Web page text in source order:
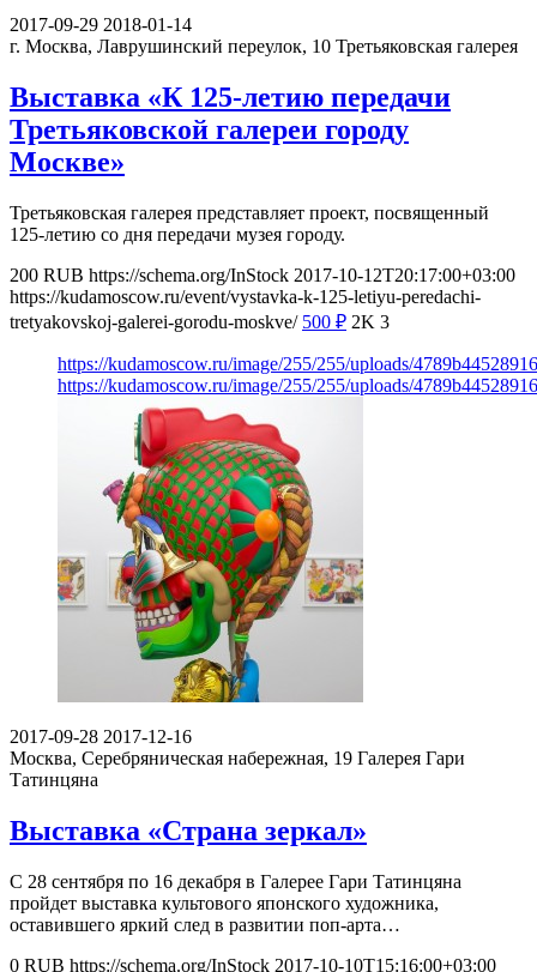
2017-09-29 2018-01-14
г. Москва, Лаврушинский переулок, 10 Третьяковская галерея
Выставка «К 125-летию передачи
Третьяковской галереи городу
Москве»
Третьяковская галерея представляет проект, посвященный
125-летию со дня передачи музея городу.
200 RUB https://schema.org/InStock 2017-10-12T20:17:00+03:00
https://kudamoscow.ru/event/vystavka-k-125-letiyu-peredachi-
tretyakovskoj-galerei-gorodu-moskve/ 500 ₽ 2K 3
https://kudamoscow.ru/image/255/255/uploads/
https://kudamoscow.ru/image/255/255/uploads/
2017-09-28 2017-12-16
Москва, Серебряническая набережная, 19 Галерея Гари
Татинцяна
Выставка «Страна зеркал»
С 28 сентября по 16 декабря в Галерее Гари Татинцяна
пройдет выставка культового японского художника,
оставившего яркий след в развитии поп-арта…
0 RUB https://schema.org/InStock 2017-10-10T15:16:00+03:00